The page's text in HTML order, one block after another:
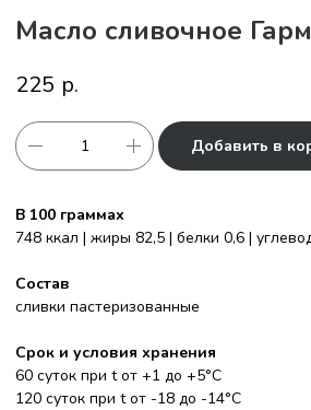
Масло сливочное
225 р.
Добавить в
В 100 граммах
748 ккал | жиры 82,5 | белки 0,6 |
Состав
сливки пастеризованные
Срок и условия хранения
60 суток при t от +1 до +5°С
120 суток при t от -18 до -14°С